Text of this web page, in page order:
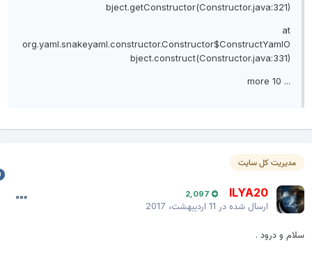
bject.getConstructor(Constructor.java:321)
org.yaml.snakeyaml.constructor.Constructor$ConstructYamlO
bject.construct(Constructor.java:331)
مدیریت کل سایت
ILYA20
ارسال شده در11 اردیبهشت، 2017
و درود .